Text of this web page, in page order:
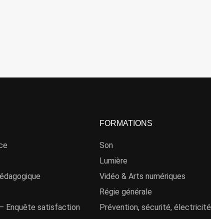
Enquête satisfaction
FORMATIONS
Son
Lumière
Vidéo & Arts numériques
Régie générale
Prévention, sécurité, électricité